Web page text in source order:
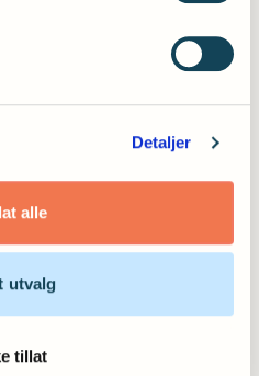
Detaljer
alle
utvalg
tillat